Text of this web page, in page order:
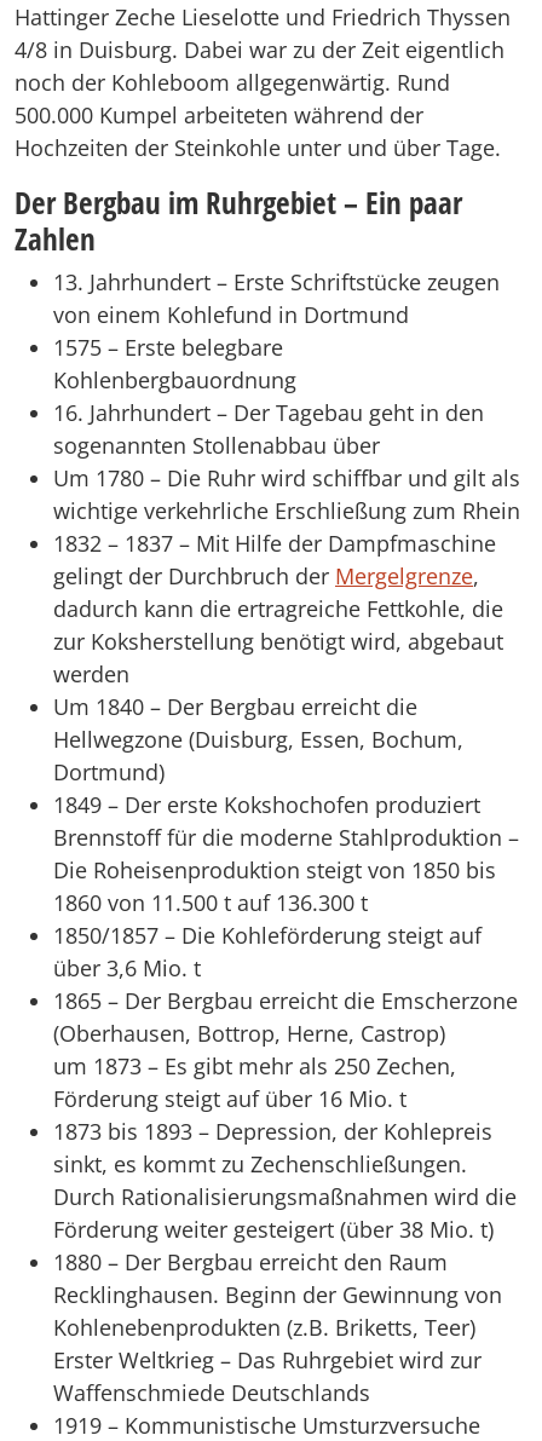
Hattinger Zeche Lieselotte und Friedrich Thyssen
4/8 in Duisburg. Dabei war zu der Zeit eigentlich
noch der Kohleboom allgegenwärtig. Rund
500.000 Kumpel arbeiteten während der
Hochzeiten der Steinkohle unter und über Tage.
Der Bergbau im Ruhrgebiet – Ein paar
Zahlen
13. Jahrhundert – Erste Schriftstücke zeugen
von einem Kohlefund in Dortmund
1575 – Erste belegbare
Kohlenbergbauordnung
16. Jahrhundert – Der Tagebau geht in den
sogenannten Stollenabbau über
Um 1780 – Die Ruhr wird schiffbar und gilt als
wichtige verkehrliche Erschließung zum Rhein
1832 – 1837 – Mit Hilfe der Dampfmaschine
gelingt der Durchbruch der Mergelgrenze,
dadurch kann die ertragreiche Fettkohle, die
zur Koksherstellung benötigt wird, abgebaut
werden
Um 1840 – Der Bergbau erreicht die
Hellwegzone (Duisburg, Essen, Bochum,
Dortmund)
1849 – Der erste Kokshochofen produziert
Brennstoff für die moderne Stahlproduktion –
Die Roheisenproduktion steigt von 1850 bis
1860 von 11.500 t auf 136.300 t
1850/1857 – Die Kohleförderung steigt auf
über 3,6 Mio. t
1865 – Der Bergbau erreicht die Emscherzone
(Oberhausen, Bottrop, Herne, Castrop)
um 1873 – Es gibt mehr als 250 Zechen,
Förderung steigt auf über 16 Mio. t
1873 bis 1893 – Depression, der Kohlepreis
sinkt, es kommt zu Zechenschließungen.
Durch Rationalisierungsmaßnahmen wird die
Förderung weiter gesteigert (über 38 Mio. t)
1880 – Der Bergbau erreicht den Raum
Recklinghausen. Beginn der Gewinnung von
Kohlenebenprodukten (z.B. Briketts, Teer)
Erster Weltkrieg – Das Ruhrgebiet wird zur
Waffenschmiede Deutschlands
1919 – Kommunistische Umsturzversuche